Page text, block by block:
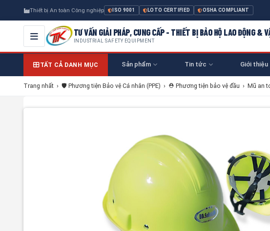
Thiết bị An toàn Công nghiệp ISO 9001 LOTO CERTIFIED OSHA COMPLIANT
TƯ VẤN GIẢI PHÁP, CUNG CẤP - THIẾT BỊ BẢO HỘ LAO ĐỘNG &
INDUSTRIAL SAFETY EQUIPMENT
TẤT CẢ DANH MỤC Sản phẩm Tin tức Giới thiệu
Trang nhất › 🛡️ Phương tiện Bảo vệ Cá nhân (PPE) › ⛑️ Phương tiện bảo vệ đầu › Mũ an